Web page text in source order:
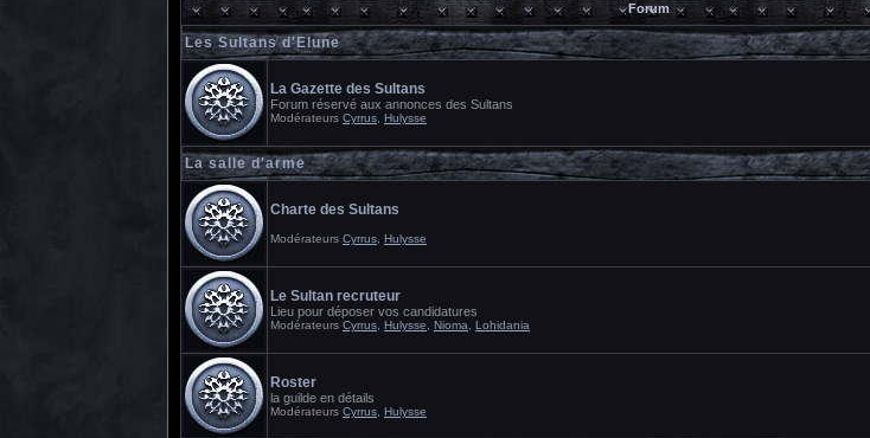
Forum
Les Sultans d'Elune
La Gazette des Sultans
Forum réservé aux annonces des Sultans
Modérateurs Cyrrus Hulysse
La salle d'arme
Charte des Sultans
Modérateurs Cyrrus Hulysse
Le Sultan recruteur
Lieu pour déposer vos candidatures
Modérateurs Cyrrus Hulysse Nioma Lohidania
Roster
la guilde en détails
Modérateurs Cyrrus Hulysse